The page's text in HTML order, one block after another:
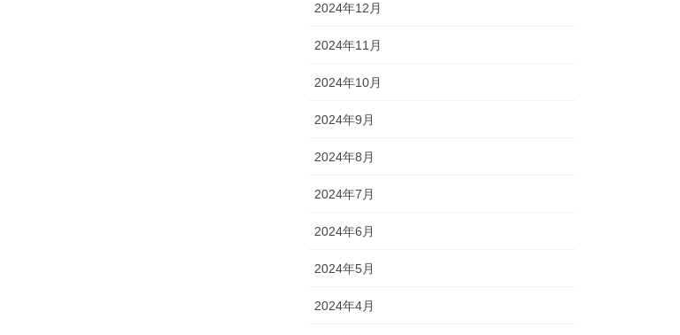
2024年12月
2024年11月
2024年10月
2024年9月
2024年8月
2024年7月
2024年6月
2024年5月
2024年4月